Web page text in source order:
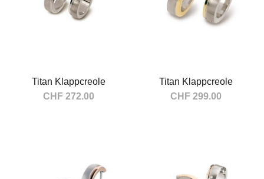
Titan Klappcreole
CHF 272.00
Titan Klappcreole
CHF 299.00